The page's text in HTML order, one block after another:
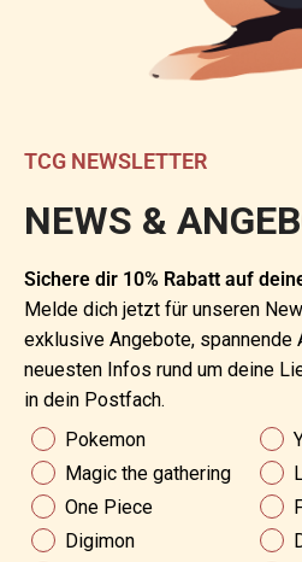
TCG NEWSLETTER
NEWS &
Sichere dir 10% Rabatt auf
Melde dich jetzt für unseren
exklusive Angebote, spannende
neuesten Infos rund um deine
in dein Postfach.
News & Angebote
Pokemon
Magic the gathering
One Piece
Digimon